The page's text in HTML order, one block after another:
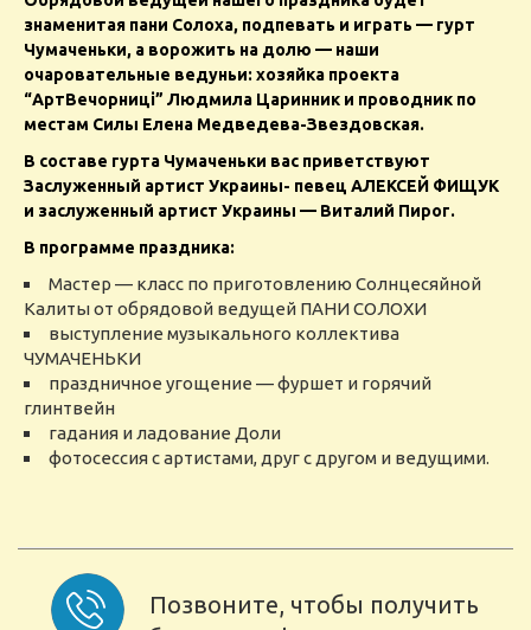
знаменитая пани Солоха, подпевать и играть — гурт
Чумаченьки, а ворожить на долю — наши
очаровательные ведуньи: хозяйка проекта
“АртВечорниці” Людмила Царинник и проводник по
местам Силы Елена Медведева-Звездовская.
В составе гурта Чумаченьки вас приветствуют
Заслуженный артист Украины- певец АЛЕКСЕЙ ФИЩУК
и заслуженный артист Украины — Виталий Пирог.
В программе праздника:
Мастер — класс по приготовлению Солнцесяйной
Калиты от обрядовой ведущей ПАНИ СОЛОХИ
выступление музыкального коллектива
ЧУМАЧЕНЬКИ
праздничное угощение — фуршет и горячий
глинтвейн
гадания и ладование Доли
фотосессия с артистами, друг с другом и ведущими.
Позвоните, чтобы получить